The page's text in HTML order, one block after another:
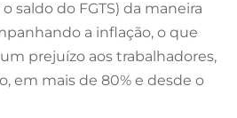
saldo do FGTS) da maneira
a inflação, o que
prejuízo aos trabalhadores,
em mais de 80% e desde o